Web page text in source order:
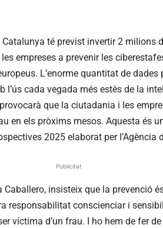
Catalunya té previst invertir 2 milions
empreses a prevenir les
L’enorme quantitat de dades
l’ús cada vegada més estès de la
que la ciutadania i les
en els pròxims mesos. Aquesta és
2025 elaborat per l’Agència
Publicitat
Caballero, insisteix que la prevenció
responsabilitat conscienciar i
víctima d’un frau. I ho hem de fer